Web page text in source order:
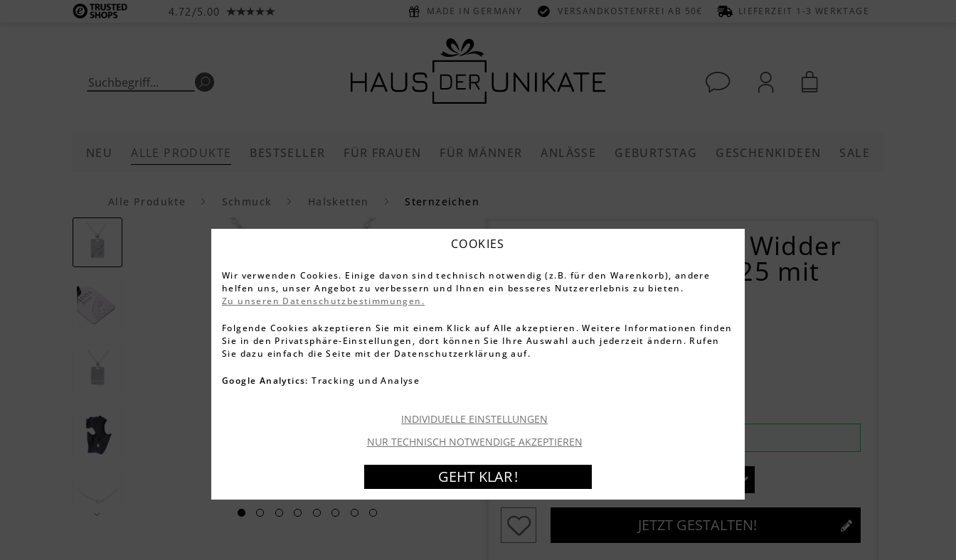
4.72/5.00 MADE IN GERMANY VERSANDKOSTENFREI AB 50€ LIEFERZEIT 1-3 WERKTAGE
NEU ALLE PRODUKTE BESTSELLER FÜR FRAUEN FÜR MÄNNER ANLÄSSE GEBURTSTAG GESCHENKIDEEN SALE
Alle Produkte Schmuck Halsketten Sternzeichen
Sternzeichen Kette Widder
(Anhänger Silber 925 mit
Gravur)
3.395 Bewertungen
49,99 €
Garantierter Versand
Zubehör
JETZT GESTALTEN!
COOKIES
Wir verwenden Cookies. Einige davon sind technisch notwendig (z.B. für den Warenkorb), andere
helfen uns, unser Angebot zu verbessern und Ihnen ein besseres Nutzererlebnis zu bieten.
Zu unseren Datenschutzbestimmungen.
Folgende Cookies akzeptieren Sie mit einem Klick auf Alle akzeptieren. Weitere Informationen finden
Sie in den Privatsphäre-Einstellungen, dort können Sie Ihre Auswahl auch jederzeit ändern. Rufen
Sie dazu einfach die Seite mit der Datenschutzerklärung auf.
Google Analytics: Tracking und Analyse
INDIVIDUELLE EINSTELLUNGEN
NUR TECHNISCH NOTWENDIGE AKZEPTIEREN
GEHT KLAR !